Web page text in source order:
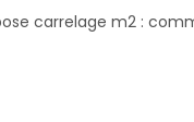
carrelage m2 :